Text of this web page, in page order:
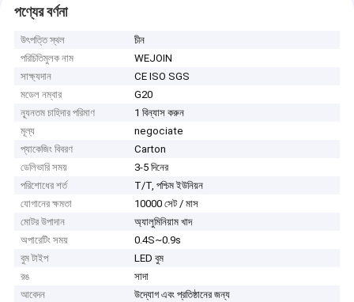
পণ্যের বর্ণনা
উৎপত্তি স্থল
চীন
পরিচিতিমুলক নাম
WEJOIN
সাক্ষ্যদান
CE ISO SGS
মডেল নম্বার
G20
ন্যূনতম চাহিদার পরিমাণ
1 বিন্যাস করুন
মূল্য
negociate
প্যাকেজিং বিবরণ
Carton
ডেলিভারি সময়
3-5 দিনের
পরিশোধের শর্ত
T/T, পশ্চিম ইউনিয়ন
যোগানের ক্ষমতা
10000 সেট / মাস
মোটর উপাদান
অ্যালুমিনিয়াম খাদ
অপারেটিং সময়
0.4S~0.9s
বুম টাইপ
LED বুম
রঙ
সাদা
আবেদন
উদ্যোগ এবং প্রতিষ্ঠানের জন্য